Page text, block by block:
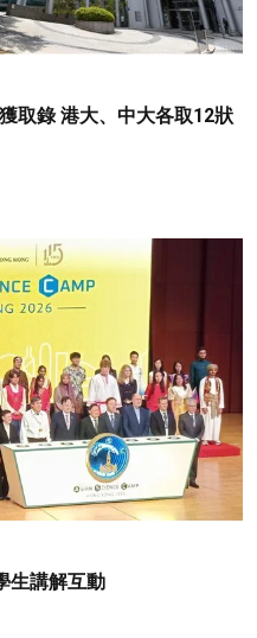
取錄 港大、中大各取12狀
生講解互動